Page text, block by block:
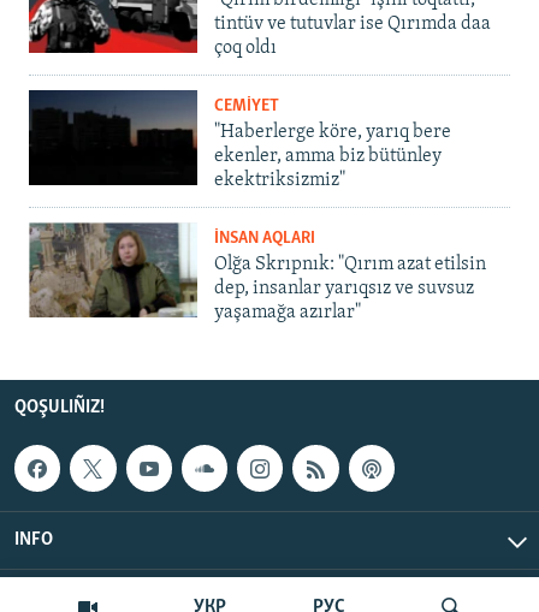
УКР РУС
tintüv ve tutuvlar ise Qırımda daa
çoq oldı
CEMİYET
"Haberlerge köre, yarıq bere
ekenler, amma biz bütünley
ekektriksizmiz"
İNSAN AQLARI
Olğa Skrıpnık: "Qırım azat etilsin
dep, insanlar yarıqsız ve suvsuz
yaşamağa azırlar"
QOŞULIÑIZ!
INFO
© Qırım.Aqiqat, 2026 | All Rights Reserved.